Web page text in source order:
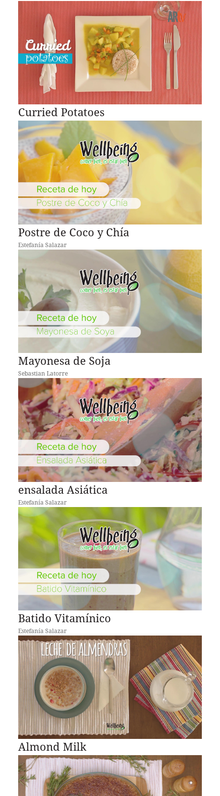
Curried Potatoes
Postre de Coco y Chía
Estefanía Salazar
Mayonesa de Soja
Sebastian Latorre
ensalada Asiática
Estefanía Salazar
Batido Vitamínico
Estefanía Salazar
Almond Milk